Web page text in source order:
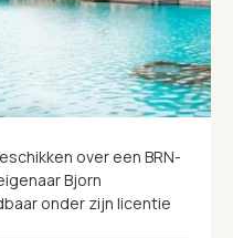
over een BRN-
Bjorn
onder zijn licentie